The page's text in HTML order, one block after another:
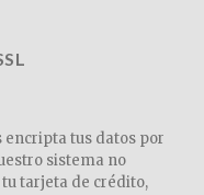
encripta tus datos por
sistema no
tarjeta de crédito,